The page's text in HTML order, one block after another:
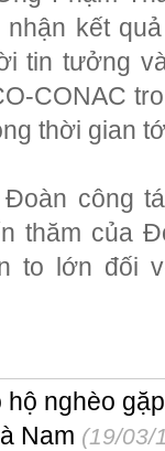
kết
tin tưởng
CONAC
thời gian
công
thăm của
to lớn đối
nghèo
Nam (19/03/